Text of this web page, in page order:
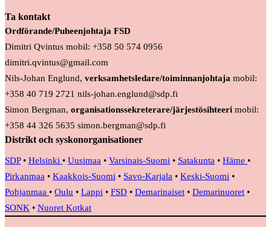
Ta kontakt
Ordförande/Puheenjohtaja FSD
Dimitri Qvintus mobil: +358 50 574 0956
dimitri.qvintus@gmail.com
Nils-Johan Englund, verksamhetsledare/toiminnanjohtaja mobil:
+358 40 719 2721 nils-johan.englund@sdp.fi
Simon Bergman, organisationssekreterare/järjestösihteeri mobil:
+358 44 326 5635 simon.bergman@sdp.fi
Distrikt och syskonorganisationer
SDP• Helsinki • Uusimaa • Varsinais-Suomi • Satakunta • Häme •
Pirkanmaa • Kaakkois-Suomi • Savo-Karjala • Keski-Suomi •
Pohjanmaa • Oulu • Lappi • FSD • Demarinaiset • Demarinuoret •
SONK • Nuoret Kotkat